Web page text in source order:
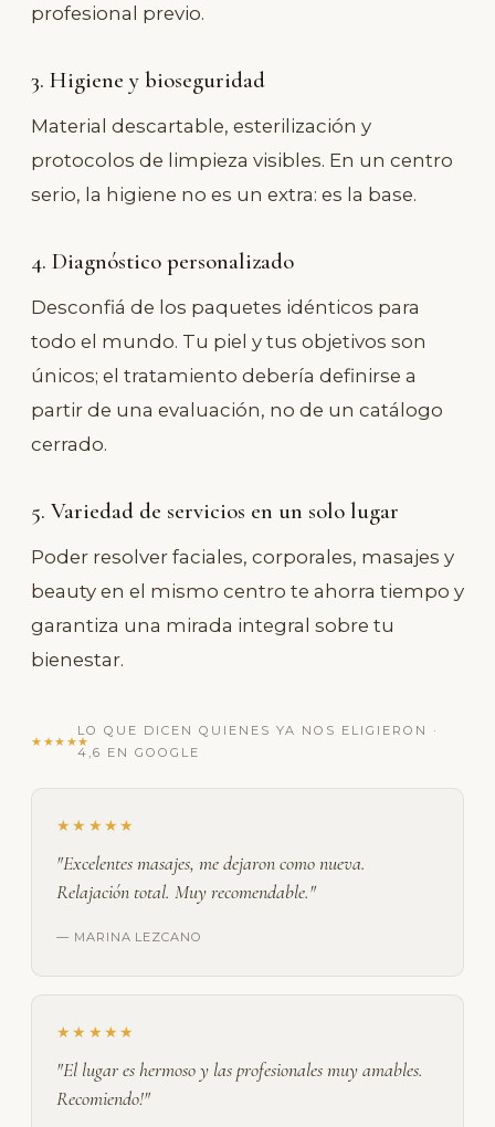
profesional previo.
3. Higiene y bioseguridad
Material descartable, esterilización y
protocolos de limpieza visibles. En un centro
serio, la higiene no es un extra: es la base.
4. Diagnóstico personalizado
Desconfiá de los paquetes idénticos para
todo el mundo. Tu piel y tus objetivos son
únicos; el tratamiento debería definirse a
partir de una evaluación, no de un catálogo
cerrado.
5. Variedad de servicios en un solo lugar
Poder resolver faciales, corporales, masajes y
beauty en el mismo centro te ahorra tiempo y
garantiza una mirada integral sobre tu
bienestar.
★★★★★
LO QUE DICEN QUIENES YA NOS ELIGIERON ·
4,6 EN GOOGLE
★★★★★
"Excelentes masajes, me dejaron como nueva.
Relajación total. Muy recomendable."
— MARINA LEZCANO
★★★★★
"El lugar es hermoso y las profesionales muy amables.
Recomiendo!"